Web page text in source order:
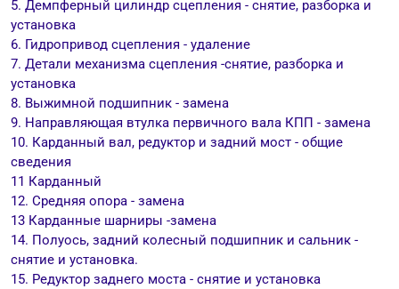
5. Демпферный цилиндр сцепления - снятие, разборка и
установка
6. Гидропривод сцепления - удаление
7. Детали механизма сцепления -снятие, разборка и
установка
8. Выжимной подшипник - замена
9. Направляющая втулка первичного вала КПП - замена
10. Карданный вал, редуктор и задний мост - общие
сведения
11 Карданный
12. Средняя опора - замена
13 Карданные шарниры -замена
14. Полуось, задний колесный подшипник и сальник -
снятие и установка.
15. Редуктор заднего моста - снятие и установка